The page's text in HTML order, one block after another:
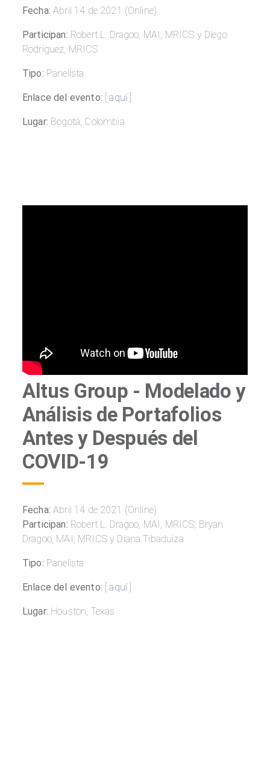
Fecha: Abril 14 de 2021 (Online)
Participan: Robert L. Dragoo, MAI, MRICS y Diego
Rodríguez, MRICS
Tipo: Panelista
Enlace del evento: [aquí
Lugar: Bogotá, Colombia
Altus Group - Modelado y
Análisis de Portafolios
Antes y Después del
COVID-19
Fecha: Abril 14 de 2021 (Online)
Participan: Robert L. Dragoo, MAI, MRICS; Bryan
Dragoo, MAI, MRICS y Diana Tibaduiza
Tipo: Panelista
Enlace del evento: [aquí
Lugar: Houston, Texas